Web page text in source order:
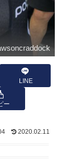
LINE
ー
2020.02.11